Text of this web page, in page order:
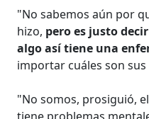
"No sabemos aún por
hizo, pero es justo
algo así tiene una
importar cuáles son
"No somos, prosiguió,